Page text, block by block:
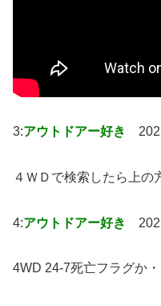
3:アウトドアー好き
４ＷＤで検索したら上の
4:アウトドアー好き
4WD 24-7死亡フラグか・